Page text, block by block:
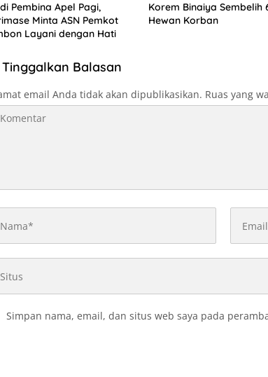
Pembina Apel Pagi,
Minta ASN Pemkot
Layani dengan Hati
Korem Binaiya Sembelih
Hewan Korban
Tinggalkan Balasan
email Anda tidak akan dipublikasikan. Ruas yang
Simpan nama, email, dan situs web saya pada